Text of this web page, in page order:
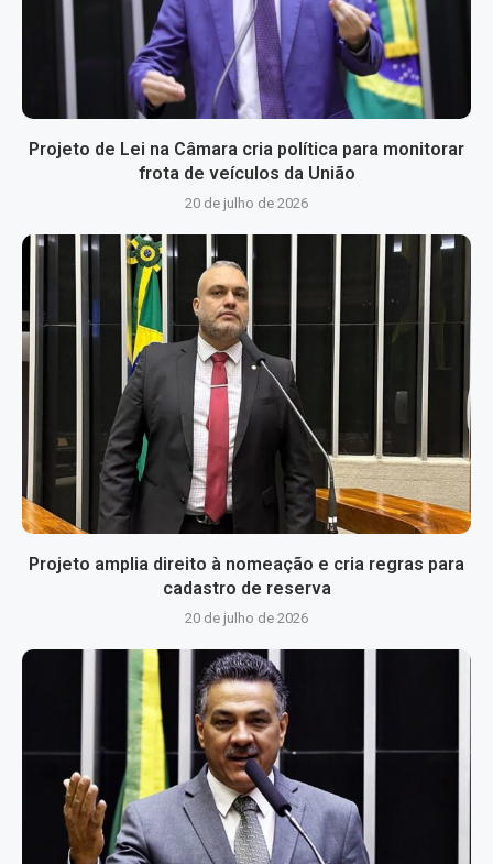
Projeto de Lei na Câmara cria política para monitorar
frota de veículos da União
20 de julho de 2026
Projeto amplia direito à nomeação e cria regras para
cadastro de reserva
20 de julho de 2026